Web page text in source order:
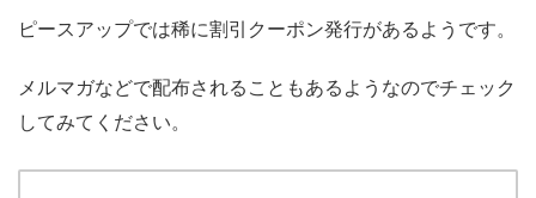
ピースアップでは稀に割引クーポン発行があるようです。
メルマガなどで配布されることもあるようなのでチェック
してみてください。